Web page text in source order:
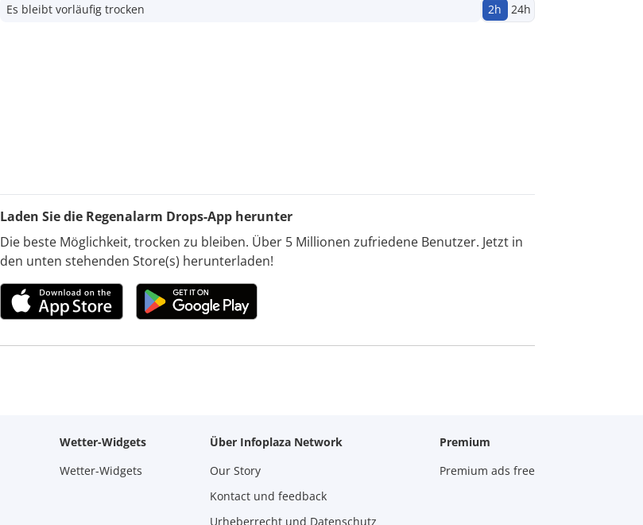
Es bleibt vorläufig trocken 2h 24h
Laden Sie die Regenalarm Drops-App herunter
Die beste Möglichkeit, trocken zu bleiben. Über 5 Millionen zufriedene Benutzer. Jetzt in
den unten stehenden Store(s) herunterladen!
Wetter-Widgets
Wetter-Widgets
Über Infoplaza Network
Our Story
Kontact und feedback
Urheberrecht und Datenschutz
Premium
Premium ads free